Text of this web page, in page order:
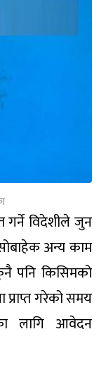
गर्ने विदेशीले जुन
सोबाहेक अन्य काम
पनि किसिमको
गरेको समय
लागि आवेदन